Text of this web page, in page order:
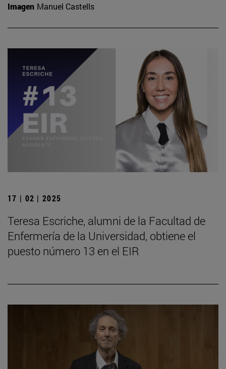
Imagen Manuel Castells
17 | 02 | 2025
Teresa Escriche, alumni de la Facultad de
Enfermería de la Universidad, obtiene el
puesto número 13 en el EIR